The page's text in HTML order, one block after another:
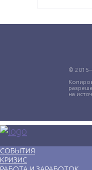
©
на
СОБЫТИЯ
КРИЗИС